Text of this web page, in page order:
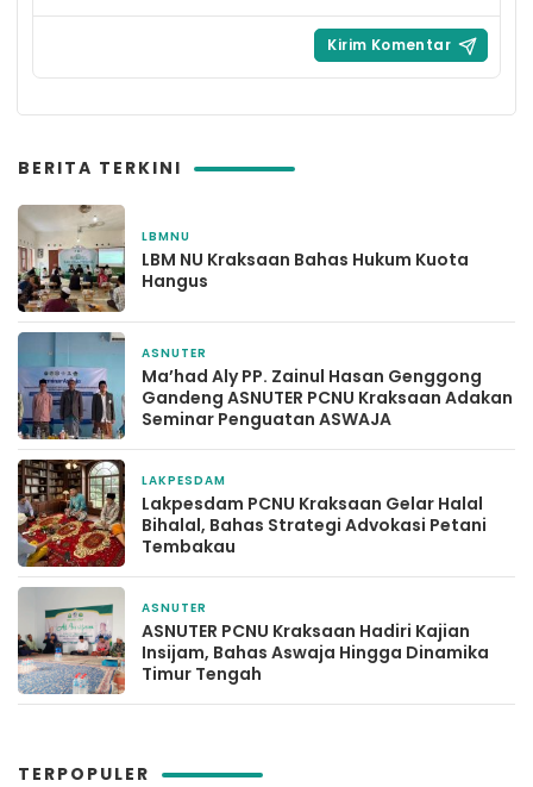
BERITA TERKINI
LBMNU
LBM NU Kraksaan Bahas Hukum Kuota
Hangus
ASNUTER
Ma’had Aly PP. Zainul Hasan Genggong
Gandeng ASNUTER PCNU Kraksaan Adakan
Seminar Penguatan ASWAJA
LAKPESDAM
Lakpesdam PCNU Kraksaan Gelar Halal
Bihalal, Bahas Strategi Advokasi Petani
Tembakau
ASNUTER
ASNUTER PCNU Kraksaan Hadiri Kajian
Insijam, Bahas Aswaja Hingga Dinamika
Timur Tengah
TERPOPULER